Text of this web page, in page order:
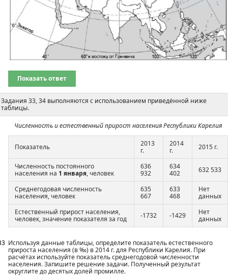
Показать ответ
Задания 33, 34 выполняются с использованием приведённой ниже
таблицы.
Численность и естественный прирост населения Республики Карелия
Показатель
2013
г.
2014
г.
2015 г.
Численность постоянного
населения на 1 января, человек
636
932
634
402
632 533
Среднегодовая численность
населения, человек
635
667
633
468
Нет
данных
Естественный прирост населения,
человек, значение показателя за год
-1732 -1429
Нет
данных
Используя данные таблицы, определите показатель естественного
прироста населения (в ‰) в 2014 г. для Республики Карелия. При
расчётах используйте показатель среднегодовой численности
населения. Запишите решение задачи. Полученный результат
округлите до десятых долей промилле.